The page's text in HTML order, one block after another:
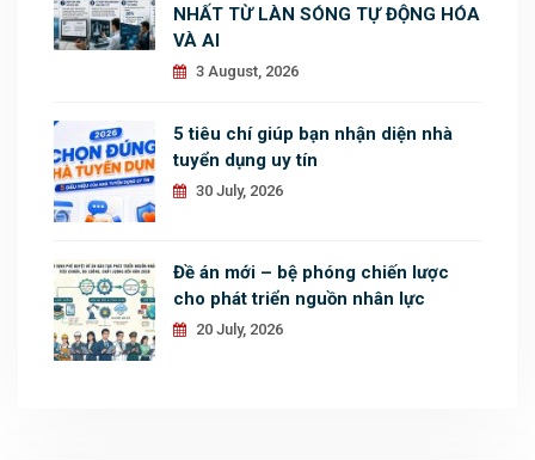
NHẤT TỪ LÀN SÓNG TỰ ĐỘNG HÓA
VÀ AI
3 August, 2026
5 tiêu chí giúp bạn nhận diện nhà
tuyển dụng uy tín
30 July, 2026
Đề án mới – bệ phóng chiến lược
cho phát triển nguồn nhân lực
20 July, 2026